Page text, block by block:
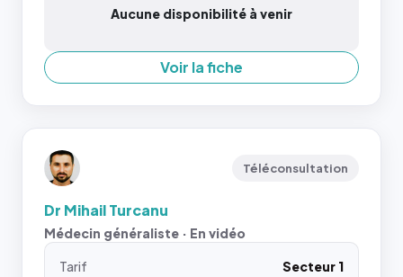
Aucune disponibilité à venir
Voir la fiche
Téléconsultation
Dr Mihail Turcanu
Médecin généraliste · En vidéo
Tarif
Secteur 1